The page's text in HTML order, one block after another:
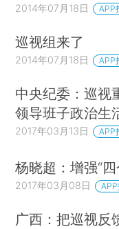
2014年07月18日 APP
巡视组来了
2014年07月18日 APP
中央纪委：巡视
领导班子政治生
2017年03月13日 APP
杨晓超：增强“
2017年03月08日
广西：把巡视反